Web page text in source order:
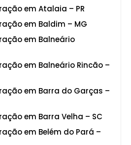
em Atalaia – PR
em Baldim – MG
em Balneário
em Balneário Rincão –
em Barra do Garças –
em Barra Velha – SC
em Belém do Pará –